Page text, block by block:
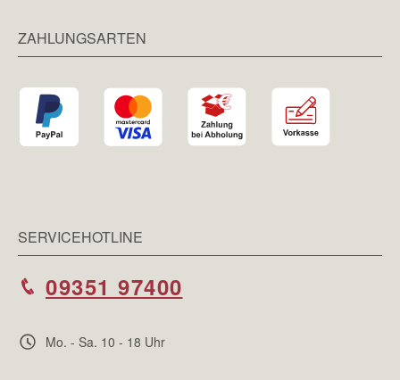
ZAHLUNGSARTEN
SERVICEHOTLINE
09351 97400
Mo. - Sa. 10 - 18 Uhr